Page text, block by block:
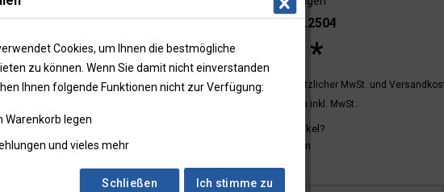
Artikel-Nr.: 11.2504
8,55 € *
* Preise zzgl. gesetzlicher MwSt. und
Preise in Klammern inkl. MwSt.:
Fragen zum Artikel?
Faxbestellschein
Cookies, um Ihnen die bestmögliche
zu können. Wenn Sie damit nicht einverstanden
Ihnen folgende Funktionen nicht zur Verfügung:
Warenkorb legen
und vieles mehr
Ich stimme zu
Schließen